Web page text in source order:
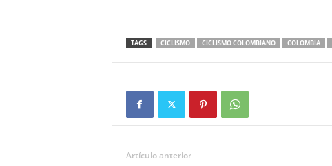
TAGS CICLISMO CICLISMO COLOMBIANO COLOMBIA
Artículo anterior